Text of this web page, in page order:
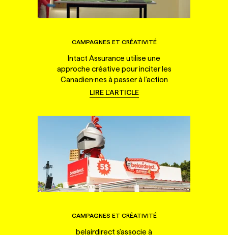
CAMPAGNES ET CRÉATIVITÉ
Intact Assurance utilise une
approche créative pour inciter les
Canadien·nes à passer à l'action
LIRE L'ARTICLE
CAMPAGNES ET CRÉATIVITÉ
belairdirect s'associe à